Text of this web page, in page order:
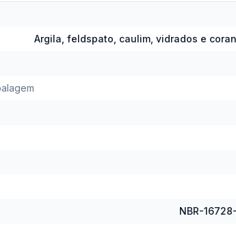
Argila, feldspato, caulim, vidrados e
NBR-